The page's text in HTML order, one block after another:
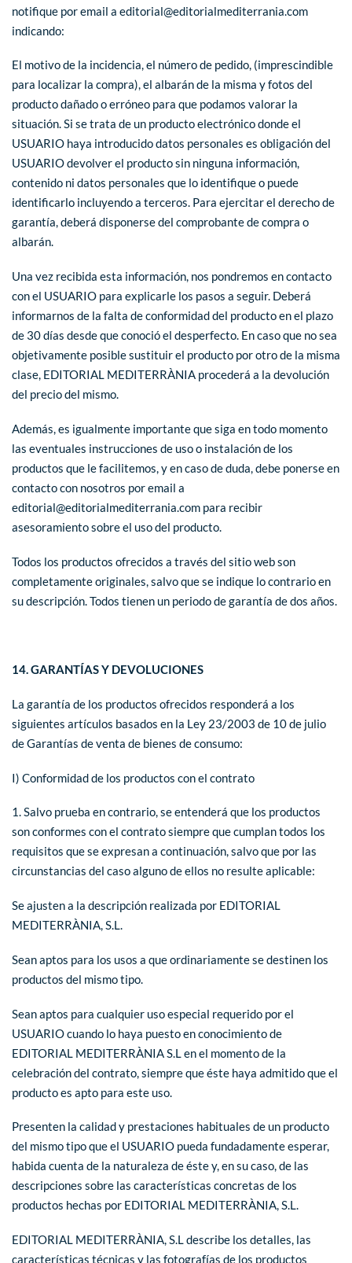
notifique por email a editorial@editorialmediterrania.com
indicando:
El motivo de la incidencia, el número de pedido, (imprescindible
para localizar la compra), el albarán de la misma y fotos del
producto dañado o erróneo para que podamos valorar la
situación. Si se trata de un producto electrónico donde el
USUARIO haya introducido datos personales es obligación del
USUARIO devolver el producto sin ninguna información,
contenido ni datos personales que lo identifique o puede
identificarlo incluyendo a terceros. Para ejercitar el derecho de
garantía, deberá disponerse del comprobante de compra o
albarán.
Una vez recibida esta información, nos pondremos en contacto
con el USUARIO para explicarle los pasos a seguir. Deberá
informarnos de la falta de conformidad del producto en el plazo
de 30 días desde que conoció el desperfecto. En caso que no sea
objetivamente posible sustituir el producto por otro de la misma
clase, EDITORIAL MEDITERRÀNIA procederá a la devolución
del precio del mismo.
Además, es igualmente importante que siga en todo momento
las eventuales instrucciones de uso o instalación de los
productos que le facilitemos, y en caso de duda, debe ponerse en
contacto con nosotros por email a
editorial@editorialmediterrania.com para recibir
asesoramiento sobre el uso del producto.
Todos los productos ofrecidos a través del sitio web son
completamente originales, salvo que se indique lo contrario en
su descripción. Todos tienen un periodo de garantía de dos años.
14. GARANTÍAS Y DEVOLUCIONES
La garantía de los productos ofrecidos responderá a los
siguientes artículos basados en la Ley 23/2003 de 10 de julio
de Garantías de venta de bienes de consumo:
I) Conformidad de los productos con el contrato
1. Salvo prueba en contrario, se entenderá que los productos
son conformes con el contrato siempre que cumplan todos los
requisitos que se expresan a continuación, salvo que por las
circunstancias del caso alguno de ellos no resulte aplicable:
Se ajusten a la descripción realizada por EDITORIAL
MEDITERRÀNIA, S.L.
Sean aptos para los usos a que ordinariamente se destinen los
productos del mismo tipo.
Sean aptos para cualquier uso especial requerido por el
USUARIO cuando lo haya puesto en conocimiento de
EDITORIAL MEDITERRÀNIA S.L en el momento de la
celebración del contrato, siempre que éste haya admitido que el
producto es apto para este uso.
Presenten la calidad y prestaciones habituales de un producto
del mismo tipo que el USUARIO pueda fundadamente esperar,
habida cuenta de la naturaleza de éste y, en su caso, de las
descripciones sobre las características concretas de los
productos hechas por EDITORIAL MEDITERRÀNIA, S.L.
EDITORIAL MEDITERRÀNIA, S.L describe los detalles, las
características técnicas y las fotografías de los productos